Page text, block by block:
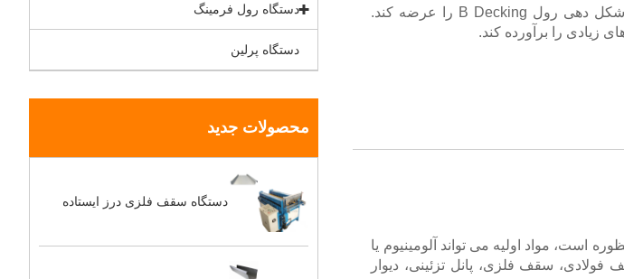
دستگاه رول فرمینگ
دستگاه پرلین
محصولات جدید
دستگاه سقف فلزی درز ایستاده
Beenew می تواند طیف گسترده ای از دستگاه شکل دهی رول B Decking را عرضه کند.
زیادی را برآورده کند.
است، مواد اولیه می تواند آلومینیوم یا
سقف فلزی، پانل تزئینی، دیوار